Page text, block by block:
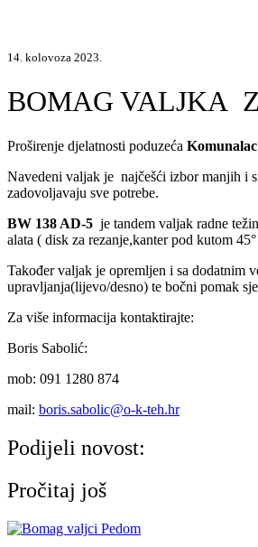
14. kolovoza 2023.
BOMAG VALJKA
Proširenje djelatnosti poduzeća
Navedeni valjak je najčešći izbor manjih i
zadovoljavaju sve potrebe.
BW 138 AD-5 je tandem valjak radne
alata ( disk za rezanje,kanter pod kutom
Također valjak je opremljen i sa dodatnim
upravljanja(lijevo/desno) te bočni pomak
Za više informacija kontaktirajte:
Boris Sabolić:
mob: 091 1280 874
mail: boris.sabolic@o-k-teh.hr
Podijeli novost:
Pročitaj još